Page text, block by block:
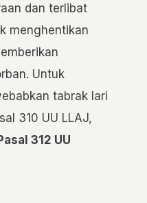
dan terlibat
menghentikan
Untuk
tabrak lari
310 UU LLAJ,
312 UU